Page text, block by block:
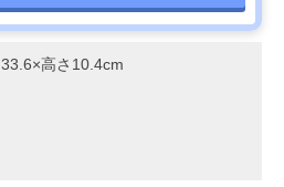
高さ10.4cm